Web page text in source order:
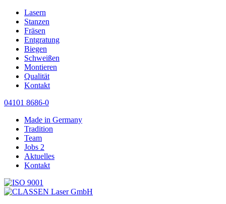
Lasern
Stanzen
Fräsen
Entgratung
Biegen
Schweißen
Montieren
Qualität
Kontakt
04101 8686-0
Made in Germany
Tradition
Team
Jobs 2
Aktuelles
Kontakt